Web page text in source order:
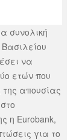
συνολική
να
ετών που
απουσίας
η Eurobank,
για το